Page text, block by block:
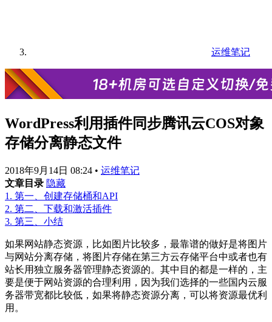
运维笔记
WordPress利用插件同步腾讯云COS对象
存储分离静态文件
2018年9月14日 08:24 • 运维笔记
文章目录 隐藏
1. 第一、创建存储桶和API
2. 第二、下载和激活插件
3. 第三、小结
如果网站静态资源，比如图片比较多，最靠谱的做好是将图片
与网站分离存储，将图片存储在第三方云存储平台中或者也有
站长用独立服务器管理静态资源的。其中目的都是一样的，主
要是便于网站资源的合理利用，因为我们选择的一些国内云服
务器带宽都比较低，如果将静态资源分离，可以将资源最优利
用。